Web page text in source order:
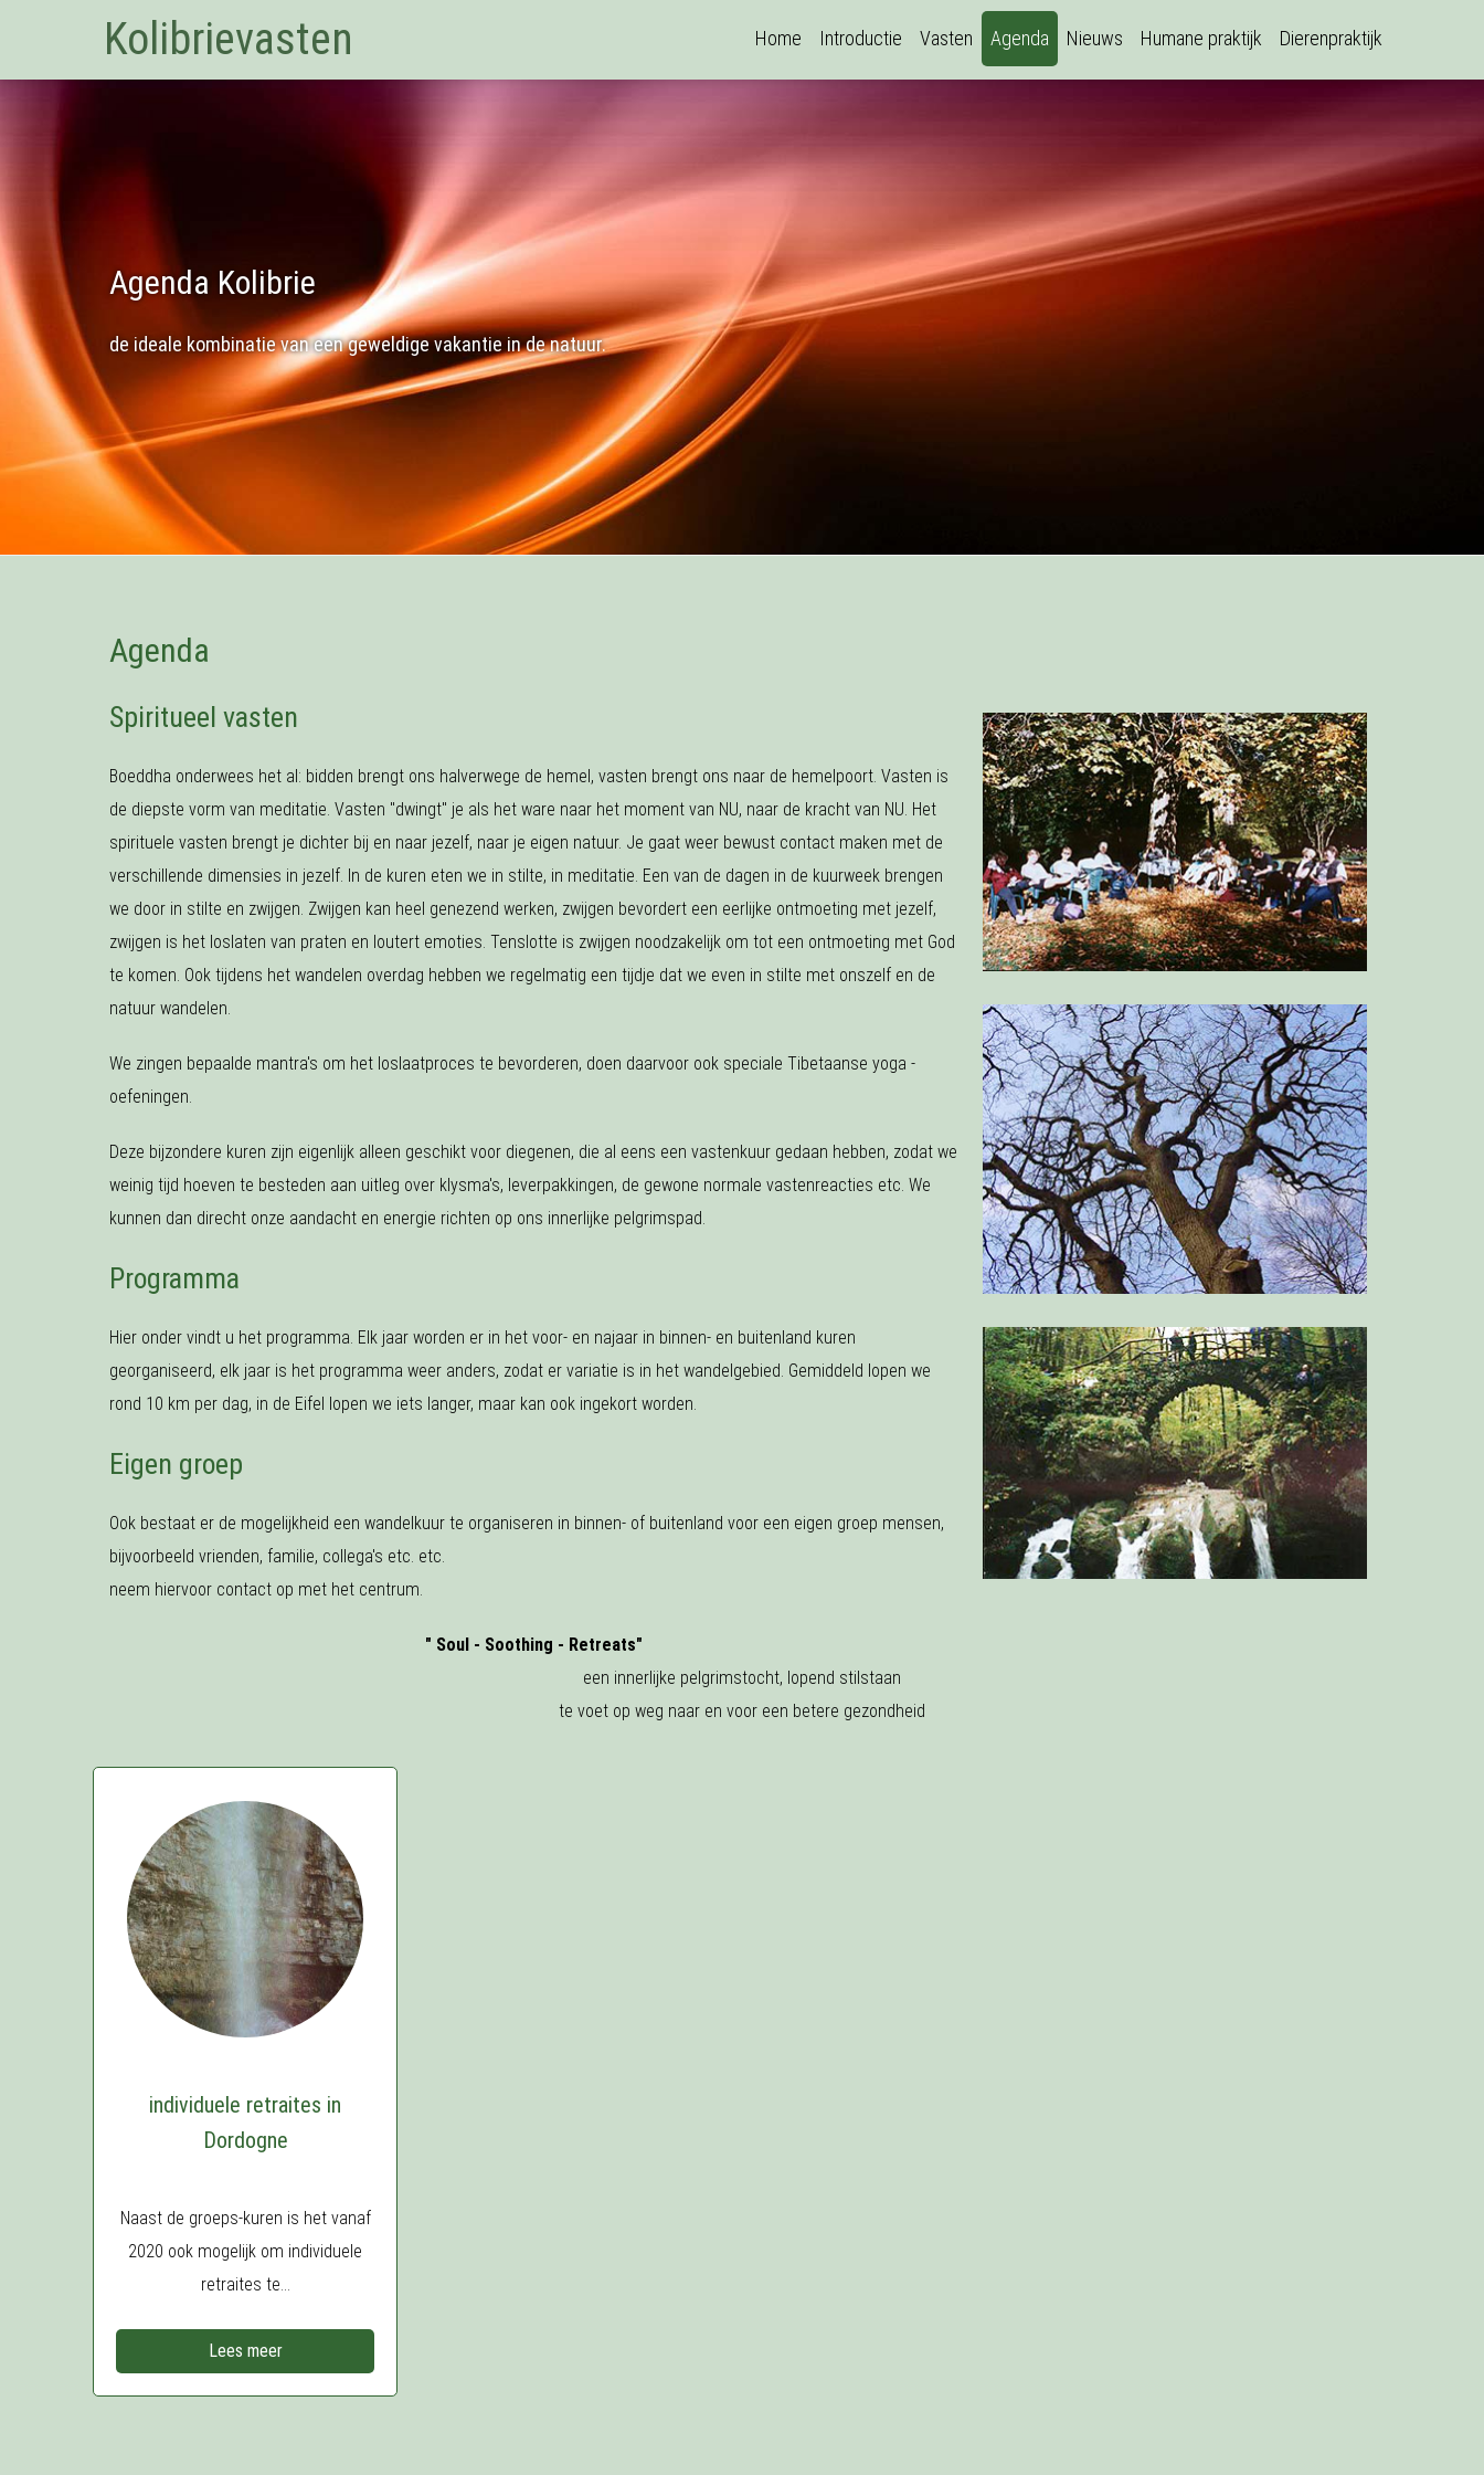
Kolibrievasten Home Introductie Vasten Agenda Nieuws Humane praktijk Dierenpraktijk
Agenda Kolibrie
de ideale kombinatie van een geweldige vakantie in de natuur.
Agenda
Spiritueel vasten
Boeddha onderwees het al: bidden brengt ons halverwege de hemel, vasten brengt ons naar de hemelpoort. Vasten is
de diepste vorm van meditatie. Vasten "dwingt" je als het ware naar het moment van NU, naar de kracht van NU. Het
spirituele vasten brengt je dichter bij en naar jezelf, naar je eigen natuur. Je gaat weer bewust contact maken met de
verschillende dimensies in jezelf. In de kuren eten we in stilte, in meditatie. Een van de dagen in de kuurweek brengen
we door in stilte en zwijgen. Zwijgen kan heel genezend werken, zwijgen bevordert een eerlijke ontmoeting met jezelf,
zwijgen is het loslaten van praten en loutert emoties. Tenslotte is zwijgen noodzakelijk om tot een ontmoeting met God
te komen. Ook tijdens het wandelen overdag hebben we regelmatig een tijdje dat we even in stilte met onszelf en de
natuur wandelen.
We zingen bepaalde mantra's om het loslaatproces te bevorderen, doen daarvoor ook speciale Tibetaanse yoga -
oefeningen.
Deze bijzondere kuren zijn eigenlijk alleen geschikt voor diegenen, die al eens een vastenkuur gedaan hebben, zodat we
weinig tijd hoeven te besteden aan uitleg over klysma's, leverpakkingen, de gewone normale vastenreacties etc. We
kunnen dan direcht onze aandacht en energie richten op ons innerlijke pelgrimspad.
Programma
Hier onder vindt u het programma. Elk jaar worden er in het voor- en najaar in binnen- en buitenland kuren
georganiseerd, elk jaar is het programma weer anders, zodat er variatie is in het wandelgebied. Gemiddeld lopen we
rond 10 km per dag, in de Eifel lopen we iets langer, maar kan ook ingekort worden.
Eigen groep
Ook bestaat er de mogelijkheid een wandelkuur te organiseren in binnen- of buitenland voor een eigen groep mensen,
bijvoorbeeld vrienden, familie, collega's etc. etc.
neem hiervoor contact op met het centrum.
" Soul - Soothing - Retreats"
een innerlijke pelgrimstocht, lopend stilstaan
te voet op weg naar en voor een betere gezondheid
individuele retraites in
Dordogne
Naast de groeps-kuren is het vanaf
2020 ook mogelijk om individuele
retraites te...
Lees meer